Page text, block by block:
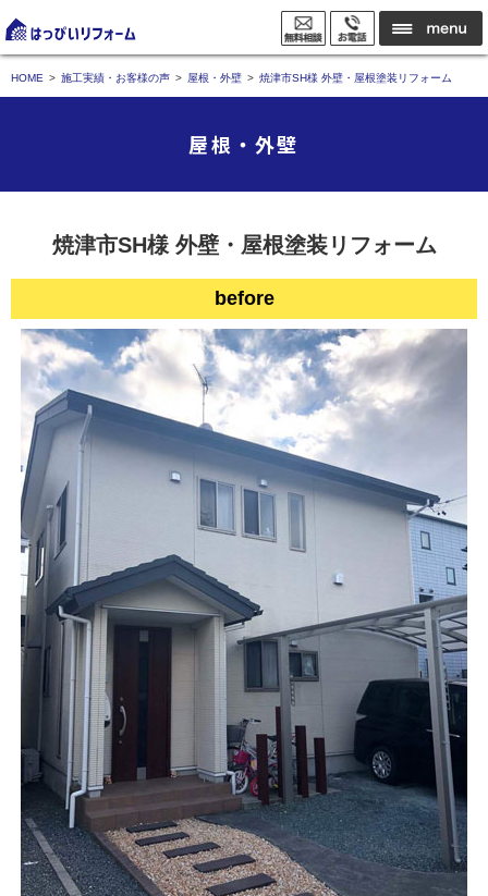
HOME 施工実績・お客様の声 屋根・外壁 焼津市SH様 外壁・屋根塗装リフォーム
屋根・外壁
焼津市SH様 外壁・屋根塗装リフォーム
before